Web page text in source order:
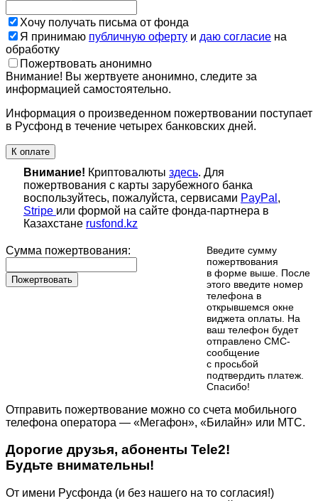
Хочу получать письма от фонда
Я принимаю публичную оферту и даю согласие на
обработку
Пожертвовать анонимно
Внимание! Вы жертвуете анонимно, следите за
информацией самостоятельно.
Информация о произведенном пожертвовании поступает
в Русфонд в течение четырех банковских дней.
К оплате
Внимание! Криптовалюты здесь. Для
пожертвования с карты зарубежного банка
воспользуйтесь, пожалуйста, сервисами PayPal ,
Stripe или формой на сайте фонда-партнера в
Казахстане rusfond.kz
Сумма пожертвования:
Пожертвовать
Введите сумму
пожертвования
в форме выше. После
этого введите номер
телефона в
открывшемся окне
виджета оплаты. На
ваш телефон будет
отправлено СМС-
сообщение
с просьбой
подтвердить платеж.
Cпасибо!
Отправить пожертвование можно со счета мобильного
телефона оператора — «Мегафон», «Билайн» или МТС.
Дорогие друзья, абоненты Tele2!
Будьте внимательны!
От имени Русфонда (и без нашего на то согласия!)